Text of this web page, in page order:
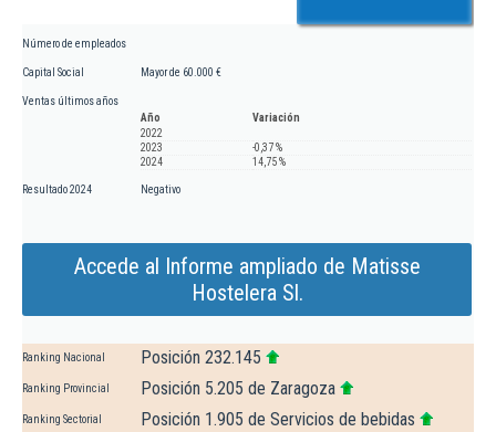
Número de empleados
Capital Social Mayor de 60.000 €
Ventas últimos años
Año
Variación
2022
2023
-0,37 %
2024
14,75 %
Resultado 2024 Negativo
Accede al Informe ampliado de Matisse
Hostelera Sl.
Ranking Nacional Posición 232.145
Ranking Provincial Posición 5.205 de Zaragoza
Ranking Sectorial Posición 1.905 de Servicios de bebidas